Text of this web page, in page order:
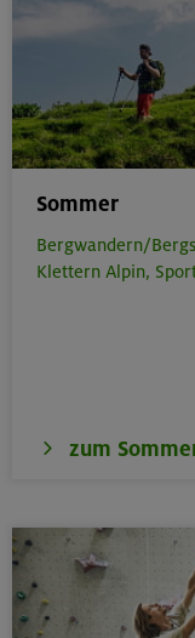
Sommer
Bergwandern/
Klettern Alpin,
zum